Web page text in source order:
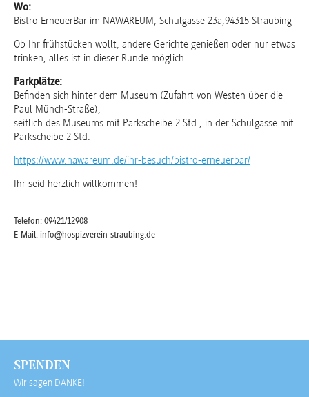
Wo:
Bistro ErneuerBar im NAWAREUM, Schulgasse 23a,94315 Straubing
Ob Ihr frühstücken wollt, andere Gerichte genießen oder nur etwas
trinken, alles ist in dieser Runde möglich.
Parkplätze:
Befinden sich hinter dem Museum (Zufahrt von Westen über die
Paul Münch-Straße),
seitlich des Museums mit Parkscheibe 2 Std., in der Schulgasse mit
Parkscheibe 2 Std.
https://www.nawareum.de/ihr-besuch/bistro-erneuerbar/
Ihr seid herzlich willkommen!
Telefon: 09421/12908
E-Mail: info@hospizverein-straubing.de
SPENDEN
Wir sagen DANKE!